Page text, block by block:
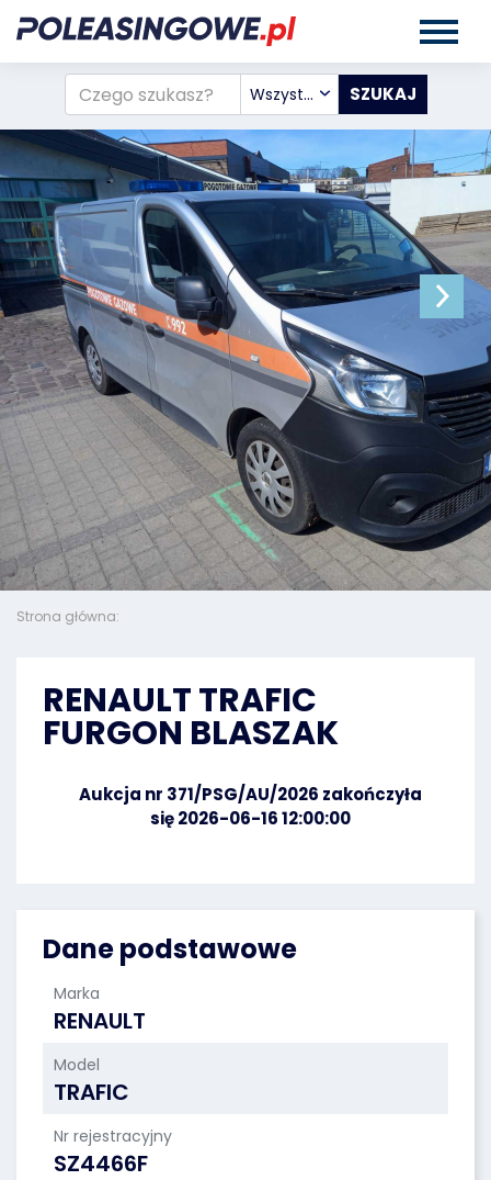
Wszystkie
Strona główna:
Dane podstawowe
Marka
RENAULT
Model
TRAFIC
Nr rejestracyjny
SZ4466F
RENAULT TRAFIC
FURGON BLASZAK
Aukcja nr 371/PSG/AU/2026 zakończyła
się 2026-06-16 12:00:00